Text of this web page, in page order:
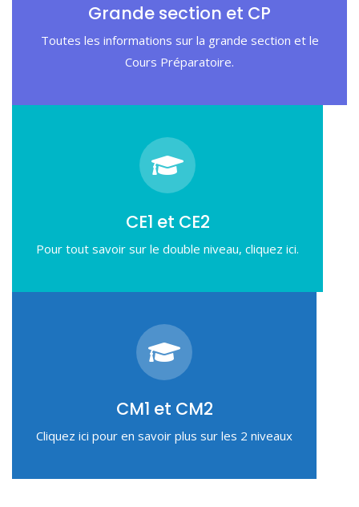
Grande section et CP
Toutes les informations sur la grande section et le
Cours Préparatoire.
CE1 et CE2
Pour tout savoir sur le double niveau, cliquez ici.
CM1 et CM2
Cliquez ici pour en savoir plus sur les 2 niveaux